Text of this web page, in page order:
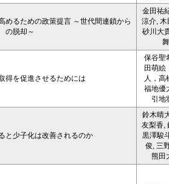
めるための政策提言 ～世代間連鎖から
の脱却～
金田祐
涼介, 木
砂川大
舞
得を促進させるためには
保谷聖
田萌絵
人，高
福地優
引地
と少子化は改善されるのか
鈴木晴
友梨香,
黒澤駿
俊, 三
熊田